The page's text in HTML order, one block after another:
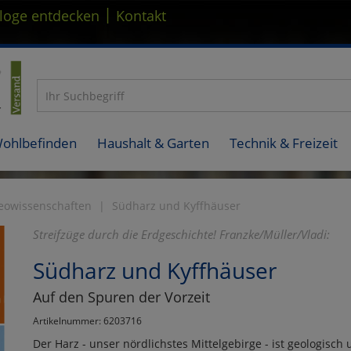
entdecken | Kontakt
Haushalt & Garten Technik & Freizeit
Südharz und Kyffhäuser
Streifzüge durch die Erdgeschichte! Franzke/Müller/Vladi:
Südharz und Kyffhäuser
Auf den Spuren der Vorzeit
Artikelnummer: 6203716
Der Harz - unser nördlichstes Mittelgebirge - ist